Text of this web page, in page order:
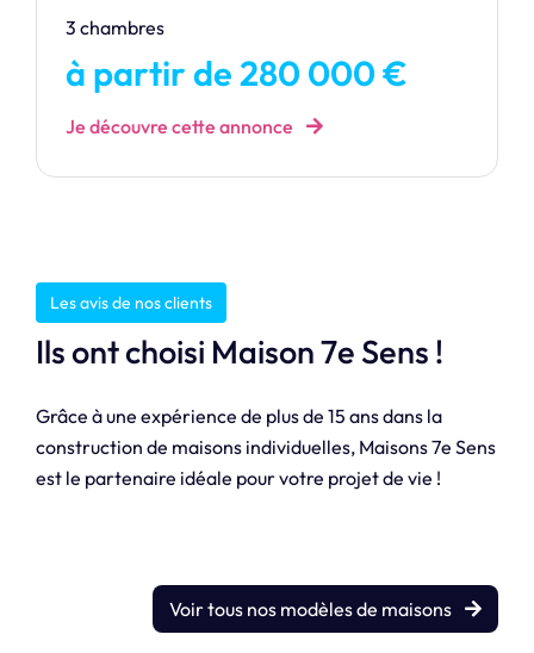
3 chambres
à partir de 280 000 €
Je découvre cette annonce
Les avis de nos clients
Ils ont choisi Maison 7e Sens !
Grâce à une expérience de plus de 15 ans dans la
construction de maisons individuelles, Maisons 7e Sens
est le partenaire idéale pour votre projet de vie !
Voir tous nos modèles de maisons